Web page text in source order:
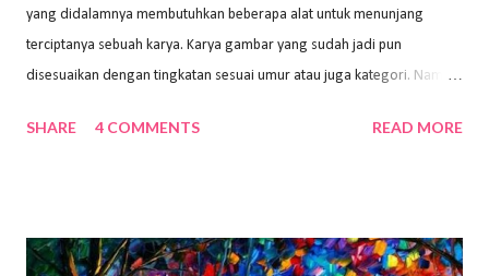
yang didalamnya membutuhkan beberapa alat untuk menunjang
terciptanya sebuah karya. Karya gambar yang sudah jadi pun
disesuaikan dengan tingkatan sesuai umur atau juga kategori. Namun,
sehingga hasilnya bisa dilihat. Peran alat dan bahan sangat
memiliki spesifikasi berbeda sesuai jenisnya. Berikut peralatan
SHARE 4 COMMENTS READ MORE